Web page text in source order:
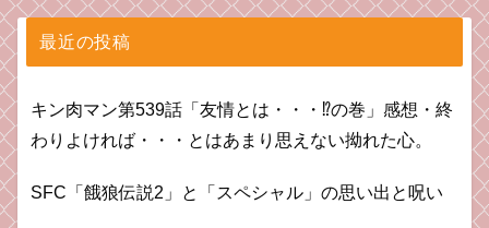
最近の投稿
キン肉マン第539話「友情とは・・・⁉︎の巻」感想・終
わりよければ・・・とはあまり思えない拗れた心。
SFC「餓狼伝説2」と「スペシャル」の思い出と呪い